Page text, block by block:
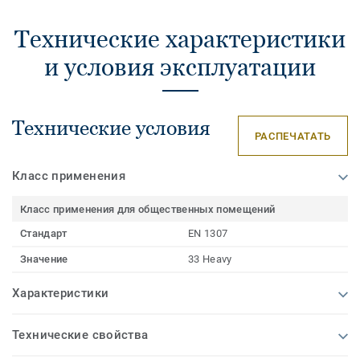
Технические характеристики
и условия эксплуатации
Технические условия РАСПЕЧАТАТЬ
Класс применения
Класс применения для общественных помещений
Стандарт
EN 1307
Значение 33 Heavy
Характеристики
Технические свойства